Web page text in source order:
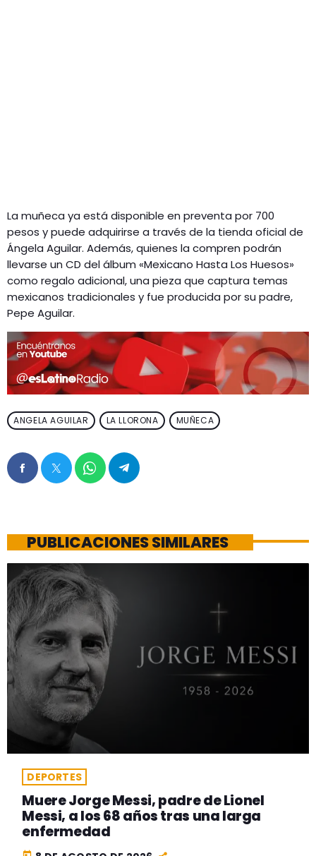
La muñeca ya está disponible en preventa por 700
pesos y puede adquirirse a través de la tienda oficial de
Ángela Aguilar. Además, quienes la compren podrán
llevarse un CD del álbum «Mexicano Hasta Los Huesos»
como regalo adicional, una pieza que captura temas
mexicanos tradicionales y fue producida por su padre,
Pepe Aguilar​.
ANGELA AGUILAR LA LLORONA MUÑECA
PUBLICACIONES SIMILARES
DEPORTES
Muere Jorge Messi, padre de Lionel
Messi, a los 68 años tras una larga
enfermedad